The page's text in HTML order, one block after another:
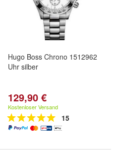
Hugo Boss Chrono 1512962
Uhr silber
129,90 €
Kostenloser Versand
15